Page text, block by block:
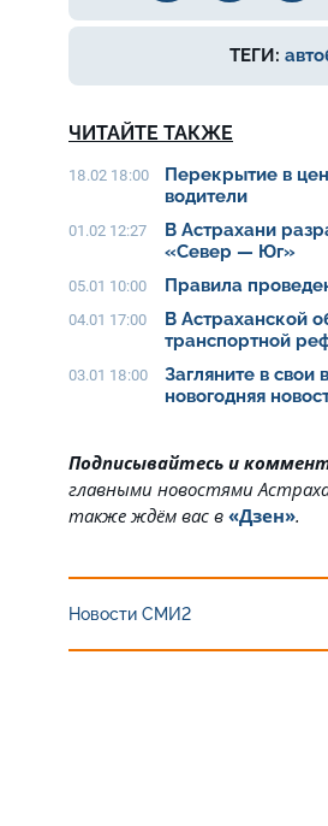
ТЕГИ:
ЧИТАЙТЕ ТАКЖЕ
18.02 18:00
Перекрытие в
водители
01.02 12:27
В Астрахани
«Север — Юг»
05.01 10:00 Правила
04.01 17:00
В Астраханской
транспортной
03.01 18:00
Загляните в
новогодняя
Подписывайтесь и
главными новостями
также ждём вас в «Дзен».
Новости СМИ2